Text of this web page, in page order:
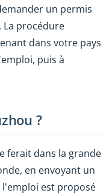
un permis
La procédure
dans votre pays
puis à
?
ferait dans la grande
en envoyant un
l'emploi est proposé